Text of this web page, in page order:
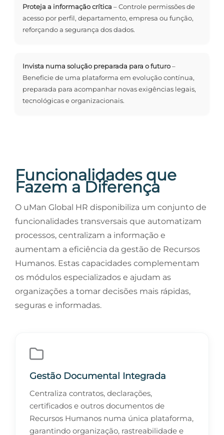
Proteja a informação crítica – Controle permissões de
acesso por perfil, departamento, empresa ou função,
reforçando a segurança dos dados.
Invista numa solução preparada para o futuro–
Beneficie de uma plataforma em evolução contínua,
preparada para acompanhar novas exigências legais,
tecnológicas e organizacionais.
Funcionalidades que
Fazem a Diferença
O uMan Global HR disponibiliza um conjunto de
funcionalidades transversais que automatizam
processos, centralizam a informação e
aumentam a eficiência da gestão de Recursos
Humanos. Estas capacidades complementam
os módulos especializados e ajudam as
organizações a tomar decisões mais rápidas,
seguras e informadas.
Gestão Documental Integrada
Centraliza contratos, declarações,
certificados e outros documentos de
Recursos Humanos numa única plataforma,
garantindo organização, rastreabilidade e